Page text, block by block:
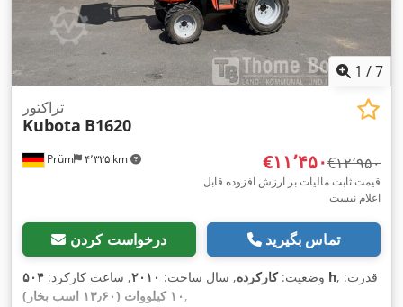
1 /7
Prüm ۴٬۳۲۵ km
تراکتور
Kubota B1620
‎€۱۱٬۴۵۰ ‎€۱۲٬۹۵۰
قیمت ثابت مالیات بر ارزش افزوده قابل
اعلام نیست
درخواست کردن تماس بگیرید
وضعیت:کارکرده, سال ساخت: ۲۰۱۰, ساعت کارکرد: ۵۰۴ h , قدرت:
۱۰ کیلووات (۱۳٫۶۰ اسب بخار) ,